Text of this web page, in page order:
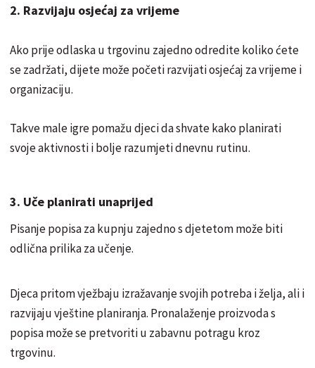
2. Razvijaju osjećaj za vrijeme
Ako prije odlaska u trgovinu zajedno odredite koliko ćete
se zadržati, dijete može početi razvijati osjećaj za vrijeme i
organizaciju.
Takve male igre pomažu djeci da shvate kako planirati
svoje aktivnosti i bolje razumjeti dnevnu rutinu.
3. Uče planirati unaprijed
Pisanje popisa za kupnju zajedno s djetetom može biti
odlična prilika za učenje.
Djeca pritom vježbaju izražavanje svojih potreba i želja, ali i
razvijaju vještine planiranja. Pronalaženje proizvoda s
popisa može se pretvoriti u zabavnu potragu kroz
trgovinu.